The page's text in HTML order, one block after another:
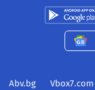
Abv.bg Vbox7.com